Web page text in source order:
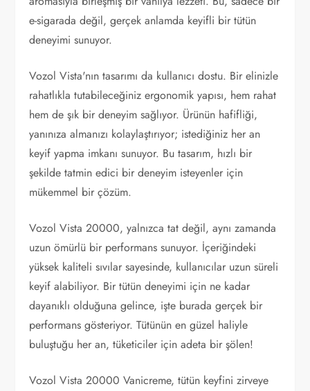
e-sigarada değil, gerçek anlamda keyifli bir tütün
deneyimi sunuyor.
Vozol Vista'nın tasarımı da kullanıcı dostu. Bir elinizle
rahatlıkla tutabileceğiniz ergonomik yapısı, hem rahat
hem de şık bir deneyim sağlıyor. Ürünün hafifliği,
yanınıza almanızı kolaylaştırıyor; istediğiniz her an
keyif yapma imkanı sunuyor. Bu tasarım, hızlı bir
şekilde tatmin edici bir deneyim isteyenler için
mükemmel bir çözüm.
Vozol Vista 20000, yalnızca tat değil, aynı zamanda
uzun ömürlü bir performans sunuyor. İçeriğindeki
yüksek kaliteli sıvılar sayesinde, kullanıcılar uzun süreli
keyif alabiliyor. Bir tütün deneyimi için ne kadar
dayanıklı olduğuna gelince, işte burada gerçek bir
performans gösteriyor. Tütünün en güzel haliyle
buluştuğu her an, tüketiciler için adeta bir şölen!
Vozol Vista 20000 Vanicreme, tütün keyfini zirveye